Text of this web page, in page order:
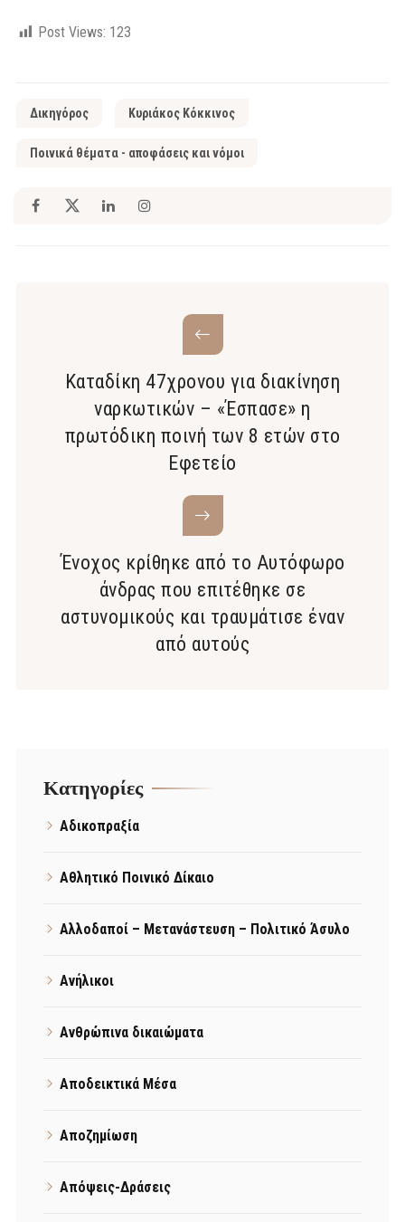
Post Views: 123
Δικηγόρος Κυριάκος Κόκκινος
Ποινικά θέματα - αποφάσεις και νόμοι
Καταδίκη 47χρονου για διακίνηση
ναρκωτικών – «Έσπασε» η
πρωτόδικη ποινή των 8 ετών στο
Εφετείο
Ένοχος κρίθηκε από το Αυτόφωρο
άνδρας που επιτέθηκε σε
αστυνομικούς και τραυμάτισε έναν
από αυτούς
Kατηγορίες
Αδικοπραξία
Αθλητικό Ποινικό Δίκαιο
Αλλοδαποί – Μετανάστευση – Πολιτικό Άσυλο
Ανήλικοι
Ανθρώπινα δικαιώματα
Αποδεικτικά Μέσα
Αποζημίωση
Απόψεις-Δράσεις